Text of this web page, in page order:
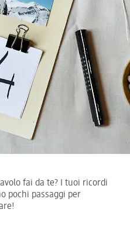
fai da te? I tuoi ricordi
pochi passaggi per